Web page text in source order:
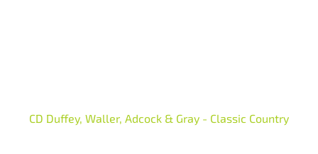
CD Duffey, Waller, Adcock & Gray - Classic Country